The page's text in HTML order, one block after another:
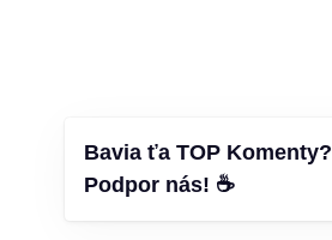
Bavia ťa TOP Komenty?
Podpor nás! ☕